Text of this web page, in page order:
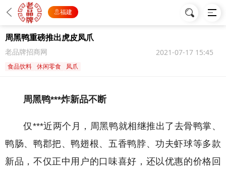
福建
周黑鸭重磅推出虎皮凤爪
老品牌招商网 2021-07-17 15:45
食品饮料 休闲零食 凤爪
周黑鸭***炸新品不断
仅***近两个月，周黑鸭就相继推出了去骨鸭掌、
鸭肠、鸭郡把、鸭翅根、五香鸭脖、功夫虾球等多款
新品，不仅正中用户的口味喜好，还以优惠的价格回